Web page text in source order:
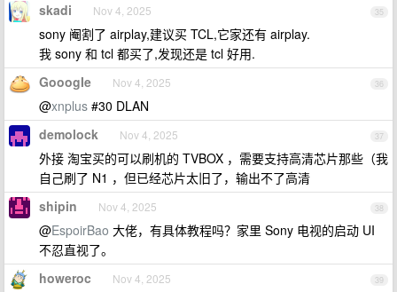
35
skadi Nov 4, 2025
sony 阉割了 airplay,建议买 TCL,它家还有 airplay.
我 sony 和 tcl 都买了,发现还是 tcl 好用.
36
GooogIe Nov 4, 2025
@xnplus #30 DLAN
37
demolock Nov 4, 2025
外接 淘宝买的可以刷机的 TVBOX ，需要支持高清芯片那些（我
自己刷了 N1 ，但已经芯片太旧了，输出不了高清
38
shipin Nov 4, 2025
@EspoirBao 大佬，有具体教程吗？家里 Sony 电视的启动 UI
不忍直视了。
39
howeroc Nov 4, 2025